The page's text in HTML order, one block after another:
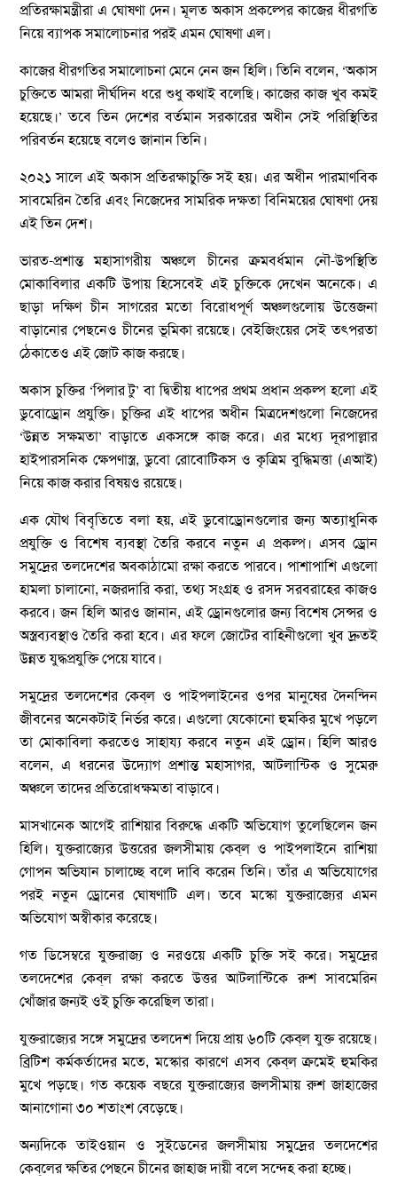
প্রতিরক্ষামন্ত্রীরা এ ঘোষণা দেন। মূলত অকাস প্রকল্পের কাজের ধীরগতি
নিয়ে ব্যাপক সমালোচনার পরই এমন ঘোষণা এল।
কাজের ধীরগতির সমালোচনা মেনে নেন জন হিলি। তিনি বলেন, ‘অকাস
চুক্তিতে আমরা দীর্ঘদিন ধরে শুধু কথাই বলেছি। কাজের কাজ খুব কমই
হয়েছে।’ তবে তিন দেশের বর্তমান সরকারের অধীন সেই পরিস্থিতির
পরিবর্তন হয়েছে বলেও জানান তিনি।
২০২১ সালে এই অকাস প্রতিরক্ষাচুক্তি সই হয়। এর অধীন পারমাণবিক
সাবমেরিন তৈরি এবং নিজেদের সামরিক দক্ষতা বিনিময়ের ঘোষণা দেয়
এই তিন দেশ।
ভারত-প্রশান্ত মহাসাগরীয় অঞ্চলে চীনের ক্রমবর্ধমান নৌ-উপস্থিতি
মোকাবিলার একটি উপায় হিসেবেই এই চুক্তিকে দেখেন অনেকে। এ
ছাড়া দক্ষিণ চীন সাগরের মতো বিরোধপূর্ণ অঞ্চলগুলোয় উত্তেজনা
বাড়ানোর পেছনেও চীনের ভূমিকা রয়েছে। বেইজিংয়ের সেই তৎপরতা
ঠেকাতেও এই জোট কাজ করছে।
অকাস চুক্তির ‘পিলার টু’ বা দ্বিতীয় ধাপের প্রথম প্রধান প্রকল্প হলো এই
ডুবোড্রোন প্রযুক্তি। চুক্তির এই ধাপের অধীন মিত্রদেশগুলো নিজেদের
‘উন্নত সক্ষমতা’ বাড়াতে একসঙ্গে কাজ করে। এর মধ্যে দূরপাল্লার
হাইপারসনিক ক্ষেপণাস্ত্র, ডুবো রোবোটিকস ও কৃত্রিম বুদ্ধিমত্তা (এআই)
নিয়ে কাজ করার বিষয়ও রয়েছে।
এক যৌথ বিবৃতিতে বলা হয়, এই ডুবোড্রোনগুলোর জন্য অত্যাধুনিক
প্রযুক্তি ও বিশেষ ব্যবস্থা তৈরি করবে নতুন এ প্রকল্প। এসব ড্রোন
সমুদ্রের তলদেশের অবকাঠামো রক্ষা করতে পারবে। পাশাপাশি এগুলো
হামলা চালানো, নজরদারি করা, তথ্য সংগ্রহ ও রসদ সরবরাহের কাজও
করবে। জন হিলি আরও জানান, এই ড্রোনগুলোর জন্য বিশেষ সেন্সর ও
অস্ত্রব্যবস্থাও তৈরি করা হবে। এর ফলে জোটের বাহিনীগুলো খুব দ্রুতই
উন্নত যুদ্ধপ্রযুক্তি পেয়ে যাবে।
সমুদ্রের তলদেশের কেব্‌ল ও পাইপলাইনের ওপর মানুষের দৈনন্দিন
জীবনের অনেকটাই নির্ভর করে। এগুলো যেকোনো হুমকির মুখে পড়লে
তা মোকাবিলা করতেও সাহায্য করবে নতুন এই ড্রোন। হিলি আরও
বলেন, এ ধরনের উদ্যোগ প্রশান্ত মহাসাগর, আটলান্টিক ও সুমেরু
অঞ্চলে তাদের প্রতিরোধক্ষমতা বাড়াবে।
মাসখানেক আগেই রাশিয়ার বিরুদ্ধে একটি অভিযোগ তুলেছিলেন জন
হিলি। যুক্তরাজ্যের উত্তরের জলসীমায় কেব্‌ল ও পাইপলাইনে রাশিয়া
গোপন অভিযান চালাচ্ছে বলে দাবি করেন তিনি। তাঁর এ অভিযোগের
পরই নতুন ড্রোনের ঘোষণাটি এল। তবে মস্কো যুক্তরাজ্যের এমন
অভিযোগ অস্বীকার করেছে।
গত ডিসেম্বরে যুক্তরাজ্য ও নরওয়ে একটি চুক্তি সই করে। সমুদ্রের
তলদেশের কেব্‌ল রক্ষা করতে উত্তর আটলান্টিকে রুশ সাবমেরিন
খোঁজার জন্যই ওই চুক্তি করেছিল তারা।
যুক্তরাজ্যের সঙ্গে সমুদ্রের তলদেশ দিয়ে প্রায় ৬০টি কেব্‌ল যুক্ত রয়েছে।
ব্রিটিশ কর্মকর্তাদের মতে, মস্কোর কারণে এসব কেব্‌ল ক্রমেই হুমকির
মুখে পড়ছে। গত কয়েক বছরে যুক্তরাজ্যের জলসীমায় রুশ জাহাজের
আনাগোনা ৩০ শতাংশ বেড়েছে।
অন্যদিকে তাইওয়ান ও সুইডেনের জলসীমায় সমুদ্রের তলদেশের
কেব্‌লের ক্ষতির পেছনে চীনের জাহাজ দায়ী বলে সন্দেহ করা হচ্ছে।